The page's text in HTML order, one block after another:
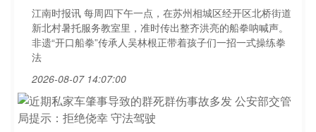
江南时报讯 每周四下午一点，在苏州相城区经开区北桥街道
新北村暑托服务教室里，准时传出整齐洪亮的船拳呐喊声。
非遗“开口船拳”传承人吴林根正带着孩子们一招一式操练拳
法
2026-08-07 14:07:00